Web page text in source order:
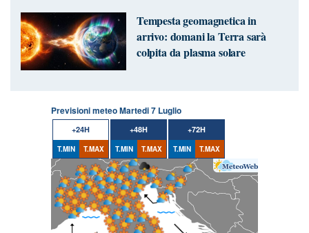
Tempesta geomagnetica in
arrivo: domani la Terra sarà
colpita da plasma solare
Previsioni meteo Martedi 7 Luglio
+24H
T.MIN T.MAX
+48H
T.MIN T.MAX
+72H
T.MIN T.MAX